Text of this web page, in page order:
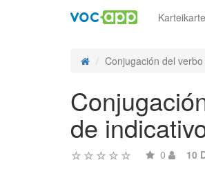
Conjugación del
de
0 10